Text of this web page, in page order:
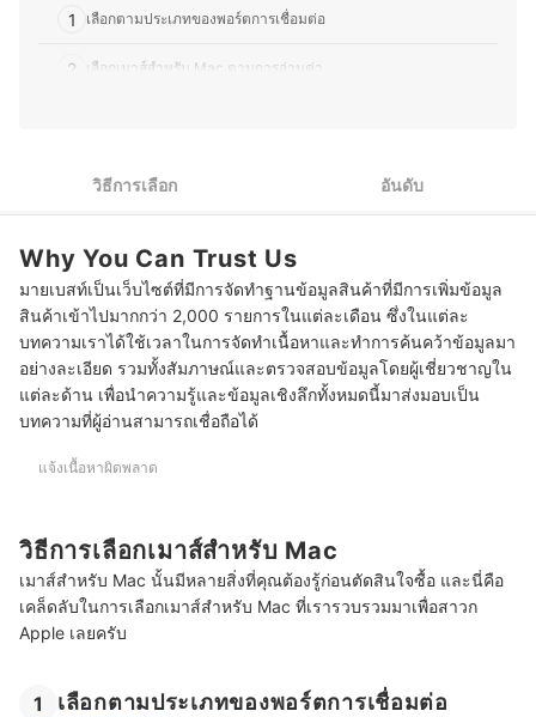
1 เลือกตามประเภทของพอร์ตการเชื่อมต่อ
2 เลือกเมาส์สำหรับ Mac ตามการอ่านค่า
เลือกเมาส์สำหรับ Mac ที่มาพร้อมกับปุ่มหลากหลายและสามารถตั้ง
บทความที่เกี่ยวข้องกับเมาส์สำหรับ Mac
วิธีการเลือก อันดับ
Why You Can Trust Us
มายเบสท์เป็นเว็บไซต์ที่มีการจัดทำฐานข้อมูลสินค้าที่มีการเพิ่มข้อมูล
สินค้าเข้าไปมากกว่า 2,000 รายการในแต่ละเดือน ซึ่งในแต่ละ
บทความเราได้ใช้เวลาในการจัดทำเนื้อหาและทำการค้นคว้าข้อมูลมา
อย่างละเอียด รวมทั้งสัมภาษณ์และตรวจสอบข้อมูลโดยผู้เชี่ยวชาญใน
แต่ละด้าน เพื่อนำความรู้และข้อมูลเชิงลึกทั้งหมดนี้มาส่งมอบเป็น
บทความที่ผู้อ่านสามารถเชื่อถือได้
แจ้งเนื้อหาผิดพลาด
วิธีการเลือกเมาส์สำหรับ Mac
เมาส์สำหรับ Mac นั้นมีหลายสิ่งที่คุณต้องรู้ก่อนตัดสินใจซื้อ และนี่คือ
เคล็ดลับในการเลือกเมาส์สำหรับ Mac ที่เรารวบรวมมาเพื่อสาวก
Apple เลยครับ
1 เลือกตามประเภทของพอร์ตการเชื่อมต่อ